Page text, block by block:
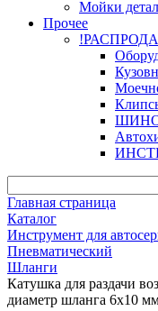
Мойки
Прочее
Главная страница
Каталог
Инструмент для
Пневматический
Шланги
Катушка для раздачи
диаметр шланга 6х10